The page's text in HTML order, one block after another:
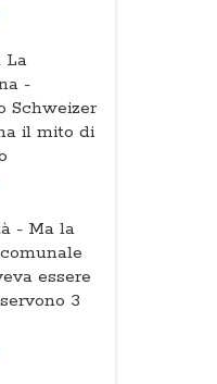
La
-
Schweizer
il mito di
- Ma la
essere
3